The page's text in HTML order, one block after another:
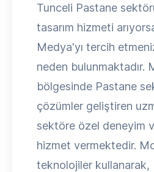
Tunceli Pastane
tasarım hizmeti
Medya'yı tercih
neden bulunmaktadır.
bölgesinde Pastane
çözümler geliştiren
sektöre özel deneyim
hizmet vermektedir.
teknolojiler kullanarak,